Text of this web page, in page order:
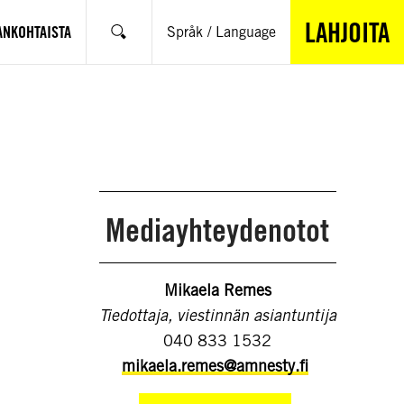
Hae Språk / Language LAHJOITA
Mediayhteydenotot
Mikaela Remes
Tiedottaja, viestinnän asiantuntija
040 833 1532
mikaela.remes@amnesty.fi